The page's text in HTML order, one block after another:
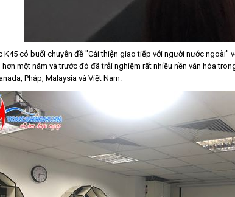
K45 có buổi chuyên đề "Cải thiện giao tiếp với người nước ngoài"
hơn một năm và trước đó đã trải nghiệm rất nhiều nền văn hóa
Pháp, Malaysia và Việt Nam.